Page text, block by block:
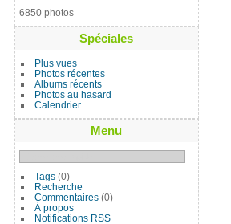
6850 photos
Spéciales
Plus vues
Photos récentes
Albums récents
Photos au hasard
Calendrier
Menu
Tags(0)
Recherche
Commentaires(0)
À propos
Notifications RSS